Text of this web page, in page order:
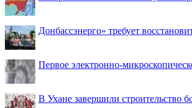
Донбассэнерго» требует
Первое электронно-
В Ухане завершили строительство